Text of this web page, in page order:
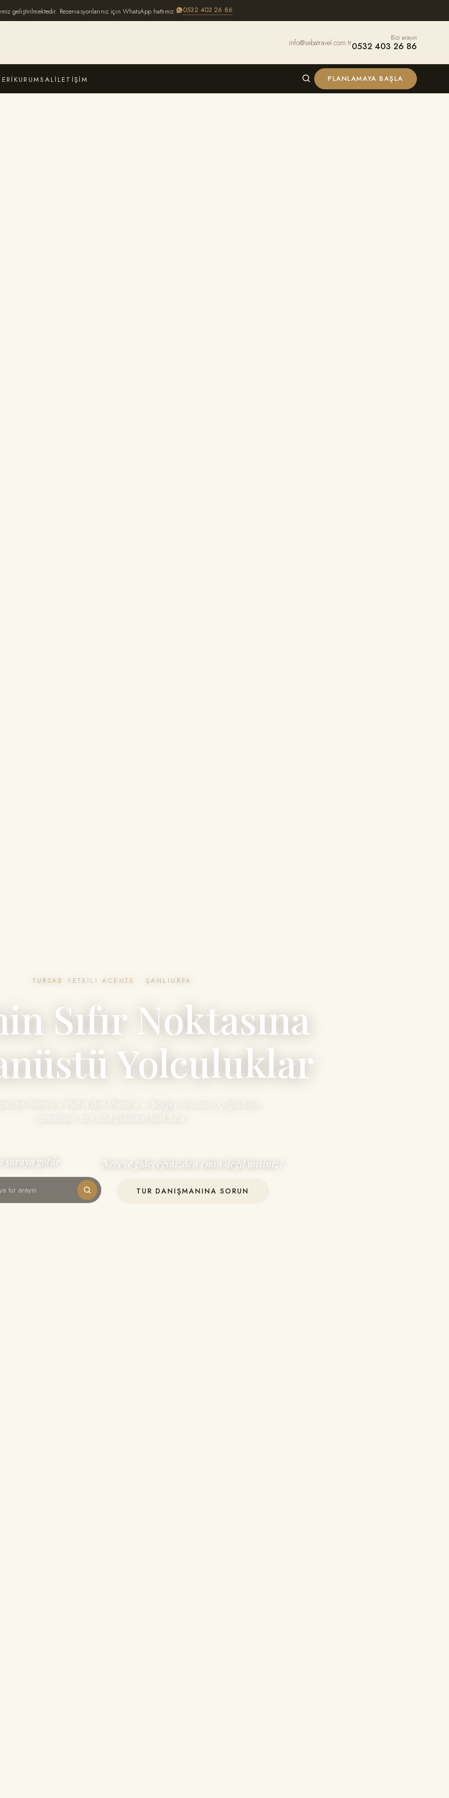
geliştirilmektedir. Rezervasyonlarınız için WhatsApp hattımız 0532 403 26 86
info@sebatravel.com.tr Bizi arayın
0532 403 26 86
KURUMSALİLETIŞIM PLANLAMAYA BAŞLA
TURSAB YETKILI ACENTE · ŞANLIURFA
Sıfır Noktasına
Yolculuklar
Nemrut'a, Halfeti'den Mardin'a — bölgeyi avucunun içi gibi bilen
uzmanlarla, size özel planlanan butik turlar.
şuraya götür Nereye gideceğinizden emin değil misiniz?
TUR DANIŞMANINA SORUN